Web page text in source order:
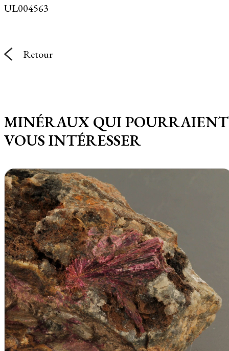
UL004563
Retour
MINÉRAUX QUI POURRAIENT
VOUS INTÉRESSER